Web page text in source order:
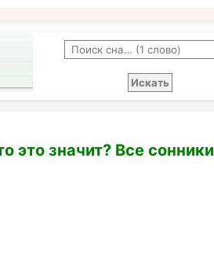
это значит? Все сонники